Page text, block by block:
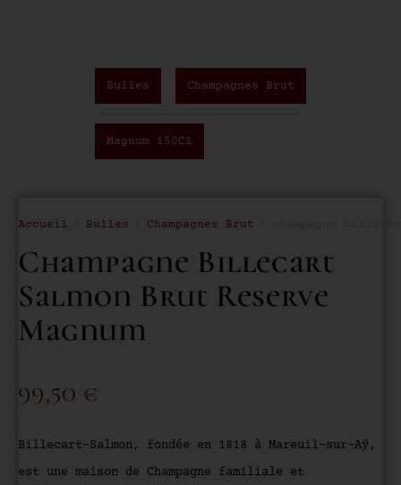
Bulles Champagnes Brut
Magnum 150Cl
Accueil Bulles Champagnes Brut
Champagne Billecart
Salmon Brut Reserve
Magnum
99,50 €
Billecart-Salmon, fondée en 1818 à Mareuil-sur-Aÿ,
est une maison de Champagne familiale et